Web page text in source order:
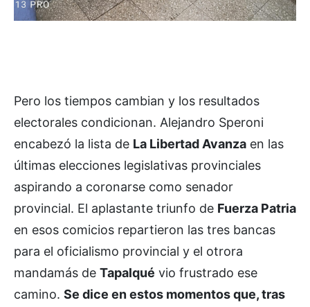
Pero los tiempos cambian y los resultados
electorales condicionan. Alejandro Speroni
encabezó la lista de La Libertad Avanza en las
últimas elecciones legislativas provinciales
aspirando a coronarse como senador
provincial. El aplastante triunfo de Fuerza Patria
en esos comicios repartieron las tres bancas
para el oficialismo provincial y el otrora
mandamás de Tapalqué vio frustrado ese
camino. Se dice en estos momentos que, tras